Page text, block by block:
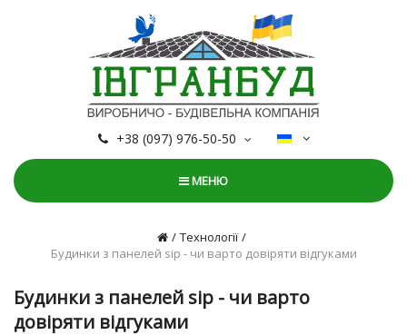
+38 (097) 976-50-50
МЕНЮ
Технології
Будинки з панелей sip - чи варто довіряти відгуками
Будинки з панелей sip - чи варто
довіряти відгуками